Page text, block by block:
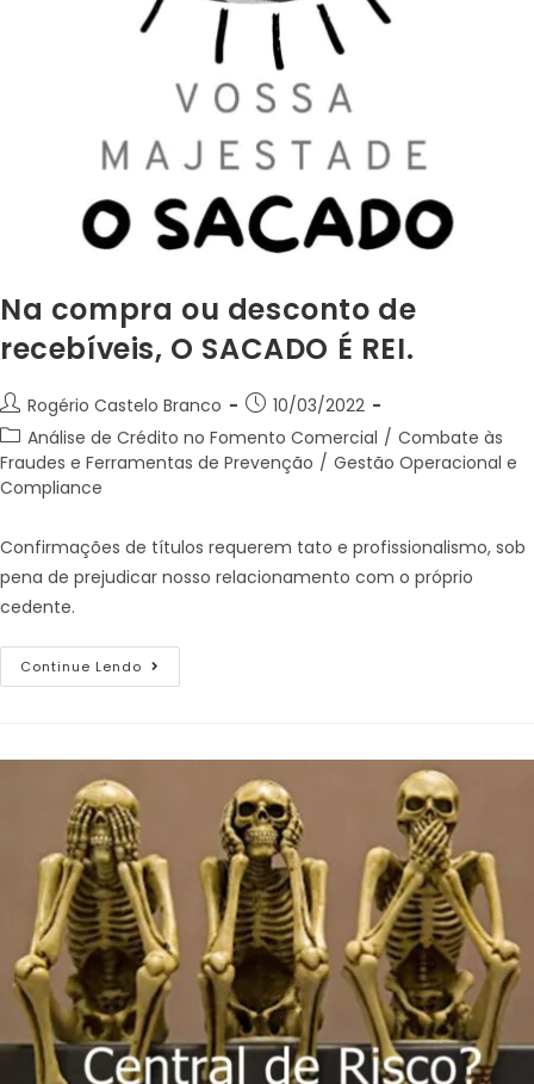
Na compra ou desconto de
recebíveis, O SACADO É REI.
Rogério Castelo Branco
10/03/2022
Análise de Crédito no Fomento Comercial / Combate às
Fraudes e Ferramentas de Prevenção / Gestão Operacional e
Compliance
Confirmações de títulos requerem tato e profissionalismo, sob
pena de prejudicar nosso relacionamento com o próprio
cedente.
Continue Lendo